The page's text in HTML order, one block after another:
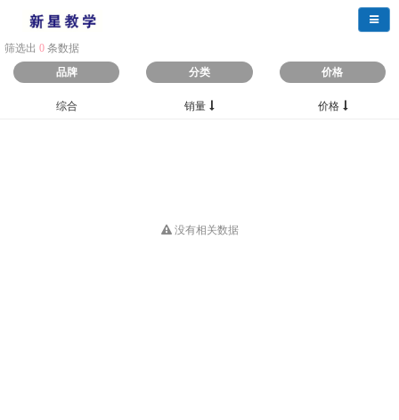
导航
筛选出 0 条数据
品牌
分类 价格
综合 销量 价格
没有相关数据